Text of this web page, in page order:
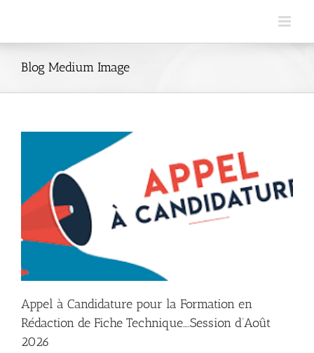
Blog Medium Image
Appel à Candidature pour la Formation en
Rédaction de Fiche Technique….Session d’Août
2026